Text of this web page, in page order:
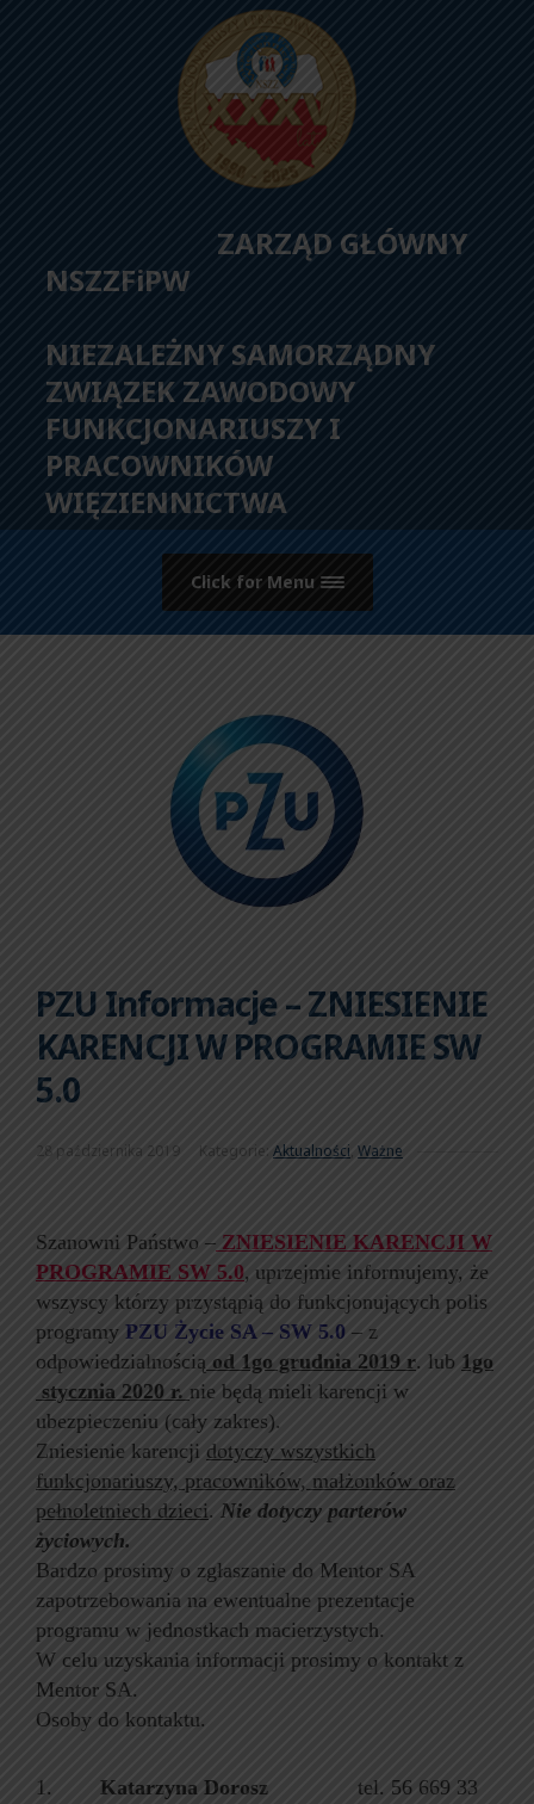
ZARZĄD GŁÓWNY
NSZZFiPW
NIEZALEŻNY SAMORZĄDNY
ZWIĄZEK ZAWODOWY
FUNKCJONARIUSZY I
PRACOWNIKÓW
WIĘZIENNICTWA
Click for Menu
PZU Informacje – ZNIESIENIE
KARENCJI W PROGRAMIE SW
5.0
28 października 2019 Kategorie: Aktualności, Ważne
Szanowni Państwo – ZNIESIENIE KARENCJI W
PROGRAMIE SW 5.0, uprzejmie informujemy, że
wszyscy którzy przystąpią do funkcjonujących polis
programy PZU Życie SA – SW 5.0 – z
odpowiedzialnością od 1go grudnia 2019 r. lub 1go
stycznia 2020 r. nie będą mieli karencji w
ubezpieczeniu (cały zakres).
Zniesienie karencji dotyczy wszystkich
funkcjonariuszy, pracowników, małżonków oraz
pełnoletniech dzieci. Nie dotyczy parterów
życiowych.
Bardzo prosimy o zgłaszanie do Mentor SA
zapotrzebowania na ewentualne prezentacje
programu w jednostkach macierzystych.
W celu uzyskania informacji prosimy o kontakt z
Mentor SA.
Osoby do kontaktu.
1. Katarzyna Dorosz tel. 56 669 33